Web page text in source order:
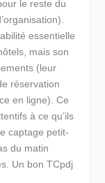
le reste du
essentielle
mais son
(leur
réservation
en ligne). Ce
à ce qu’ils
captage petit-
du matin
Un bon TCpdj